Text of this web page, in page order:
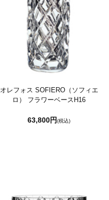
オレフォス SOFIERO（ソフィエ
ロ） フラワーベースH16
63,800円(税込)